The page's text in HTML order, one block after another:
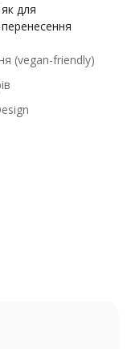
для
(vegan-friendly)